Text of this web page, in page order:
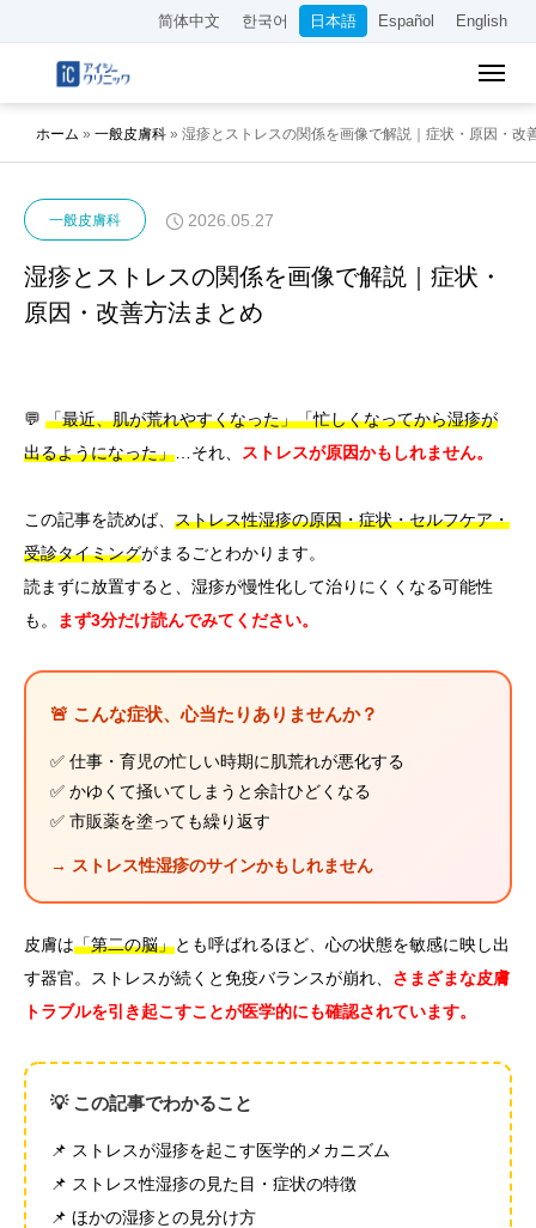
简体中文 한국어 日本語 Español English
ホーム » 一般皮膚科 » 湿疹とストレスの関係を画像で解説｜症状・原因・改
一般皮膚科 2026.05.27
湿疹とストレスの関係を画像で解説｜症状・
原因・改善方法まとめ
💬 「最近、肌が荒れやすくなった」「忙しくなってから湿疹が
出るようになった」 …それ、 ストレスが原因かもしれません。
この記事を読めば、 ストレス性湿疹の原因・症状・セルフケア・
受診タイミングがまるごとわかります。
読まずに放置すると、湿疹が慢性化して治りにくくなる可能性
も。
まず3分だけ読んでみてください。
🚨 こんな症状、心当たりありませんか？
✅ 仕事・育児の忙しい時期に肌荒れが悪化する
✅ かゆくて掻いてしまうと余計ひどくなる
✅ 市販薬を塗っても繰り返す
→ ストレス性湿疹のサインかもしれません
皮膚は「第二の脳」とも呼ばれるほど、心の状態を敏感に映し出
す器官。ストレスが続くと免疫バランスが崩れ、 さまざまな皮膚
トラブルを引き起こすことが医学的にも確認されています。
💡 この記事でわかること
📌 ストレスが湿疹を起こす医学的メカニズム
📌 ストレス性湿疹の見た目・症状の特徴
📌 ほかの湿疹との見分け方